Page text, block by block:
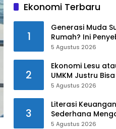
Ekonomi Terbaru
1
Generasi Muda
Rumah? Ini
Mengatasinya
5 Agustus 2026
2
Ekonomi Lesu
UMKM Justru
Tengah
5 Agustus 2026
3
Literasi
Sederhana
Mengelola Uang
5 Agustus 2026